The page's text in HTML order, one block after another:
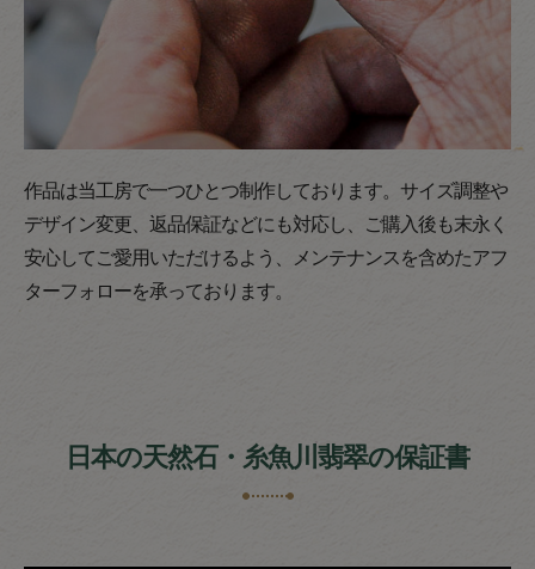
作品は当工房で一つひとつ制作しております。サイズ調整や
デザイン変更、返品保証などにも対応し、ご購入後も末永く
安心してご愛用いただけるよう、メンテナンスを含めたアフ
ターフォローを承っております。
日本の天然石・糸魚川翡翠の保証書